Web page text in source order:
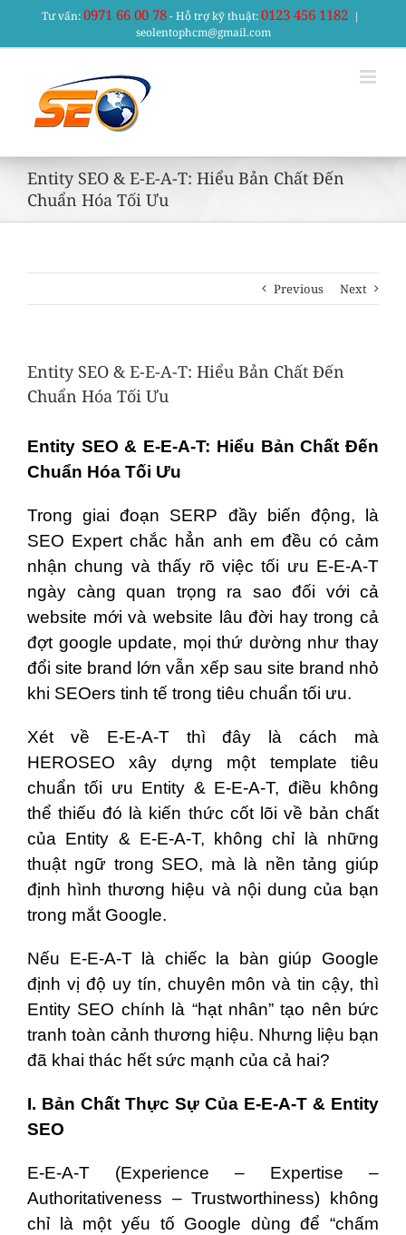
content
Tư vấn:0971 66 00 78- Hỗ trợ kỹ thuật:0123 456 1182 |
seolentophcm@gmail.com
Entity SEO & E-E-A-T: Hiểu Bản Chất Đến
Chuẩn Hóa Tối Ưu
Previous Next
Entity SEO & E-E-A-T: Hiểu Bản Chất Đến
Chuẩn Hóa Tối Ưu
Entity SEO & E-E-A-T: Hiểu Bản Chất Đến
Chuẩn Hóa Tối Ưu
Trong giai đoạn SERP đầy biến động, là
SEO Expert chắc hẳn anh em đều có cảm
nhận chung và thấy rõ việc tối ưu E-E-A-T
ngày càng quan trọng ra sao đối với cả
website mới và website lâu đời hay trong cả
đợt google update, mọi thứ dường như thay
đổi site brand lớn vẫn xếp sau site brand nhỏ
khi SEOers tinh tế trong tiêu chuẩn tối ưu.
Xét về E-E-A-T thì đây là cách mà
HEROSEO xây dựng một template tiêu
chuẩn tối ưu Entity & E-E-A-T, điều không
thể thiếu đó là kiến thức cốt lõi về bản chất
của Entity & E-E-A-T, không chỉ là những
thuật ngữ trong SEO, mà là nền tảng giúp
định hình thương hiệu và nội dung của bạn
trong mắt Google.
Nếu E-E-A-T là chiếc la bàn giúp Google
định vị độ uy tín, chuyên môn và tin cậy, thì
Entity SEO chính là “hạt nhân” tạo nên bức
tranh toàn cảnh thương hiệu. Nhưng liệu bạn
đã khai thác hết sức mạnh của cả hai?
I. Bản Chất Thực Sự Của E-E-A-T & Entity
SEO
E-E-A-T (Experience – Expertise –
Authoritativeness – Trustworthiness) không
chỉ là một yếu tố Google dùng để “chấm